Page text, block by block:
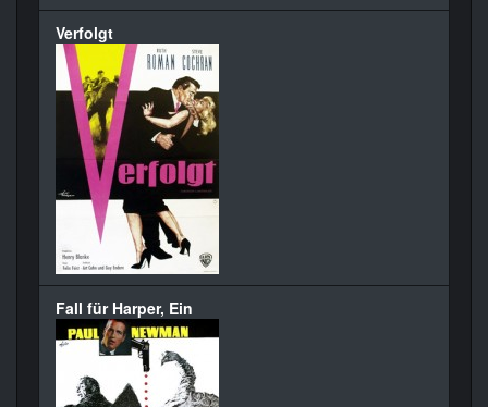
Verfolgt
Fall für Harper, Ein